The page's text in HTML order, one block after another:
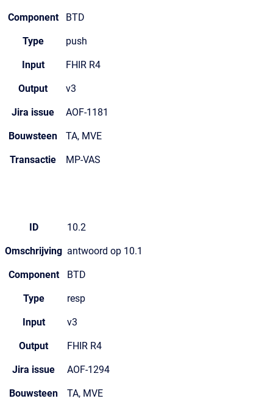
Component BTD
Type push
Input FHIR R4
Output v3
Jira issue AOF-1181
Bouwsteen TA, MVE
Transactie MP-VAS
ID 10.2
Omschrijving antwoord op 10.1
Component BTD
Type resp
Input v3
Output FHIR R4
Jira issue AOF-1294
Bouwsteen TA, MVE